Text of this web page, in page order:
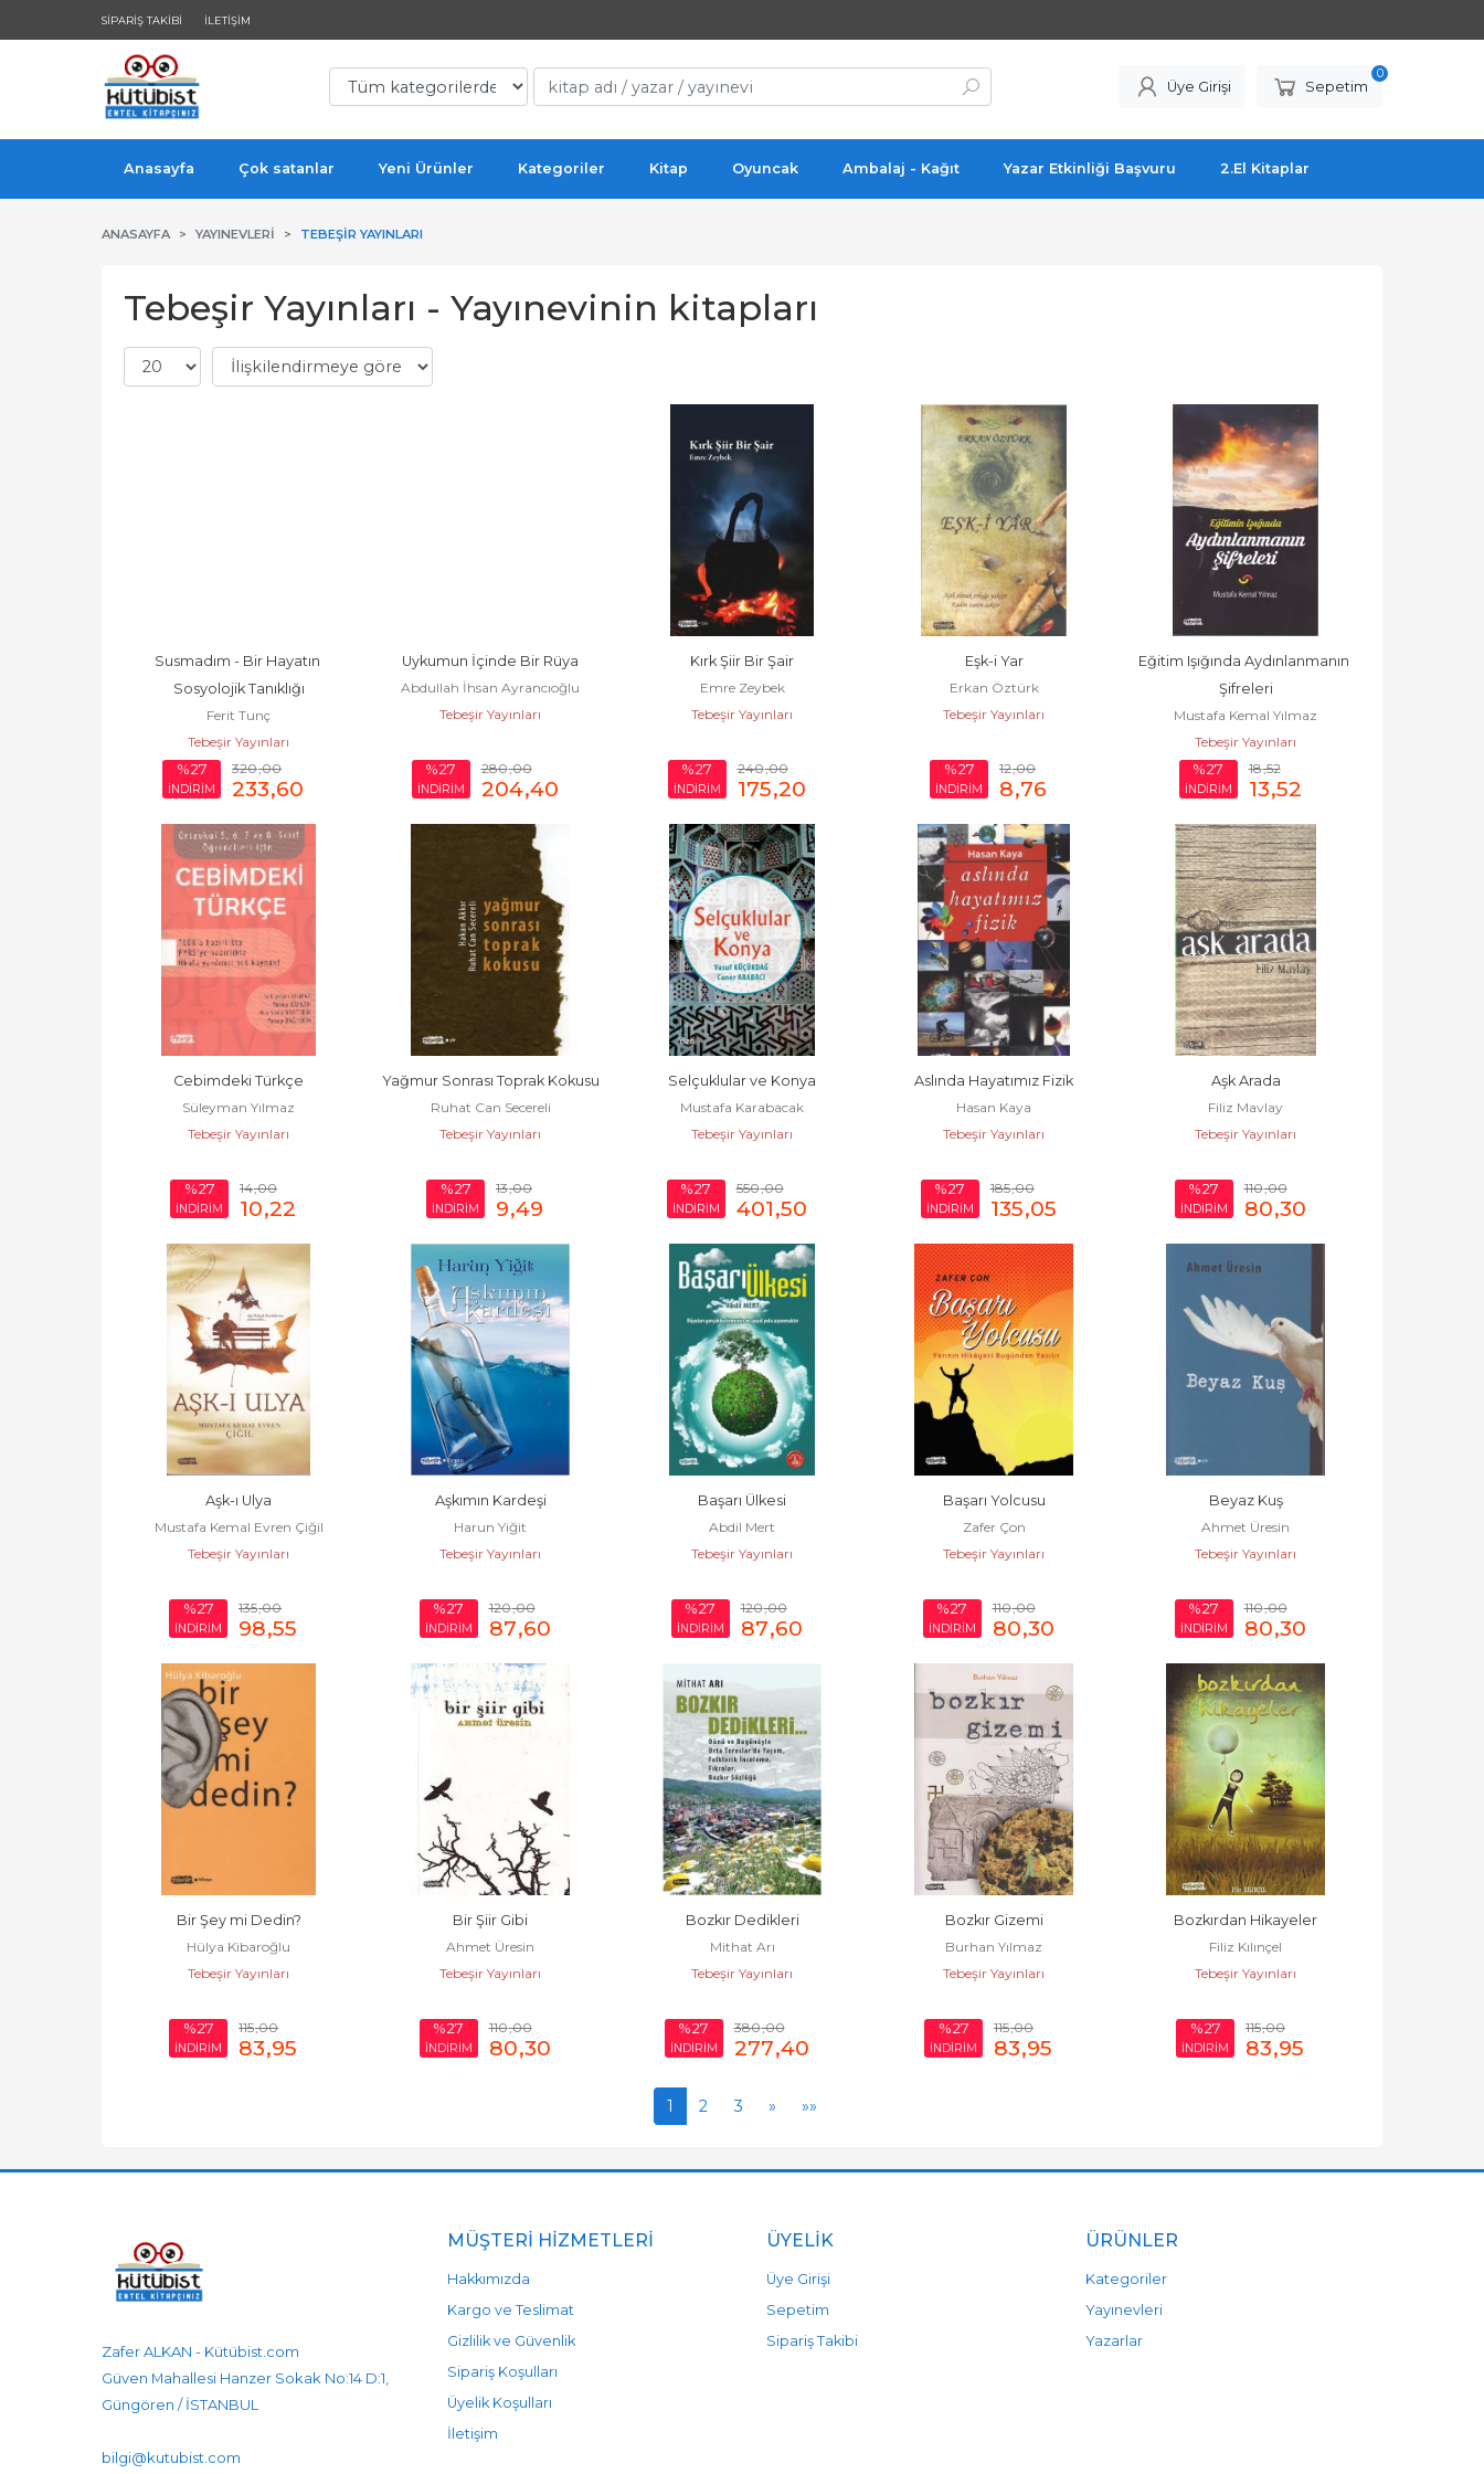
SIPARIŞ TAKIBI İLETIŞIM
Üye Girişi Sepetim
0
Anasayfa Çok satanlar Yeni Ürünler Kategoriler Kitap Oyuncak Ambalaj - Kağıt Yazar Etkinliği Başvuru 2.El Kitaplar
ANASAYFA YAYINEVLERI TEBEŞIR YAYINLARI
Tebeşir Yayınları - Yayınevinin kitapları
Susmadım - Bir Hayatın
Sosyolojik Tanıklığı
Ferit Tunç
Tebeşir Yayınları
%27
İNDİRİM
320,00
233,60
Uykumun İçinde Bir Rüya
Abdullah İhsan Ayrancıoğlu
Tebeşir Yayınları
%27
İNDİRİM
280,00
204,40
Kırk Şiir Bir Şair
Emre Zeybek
Tebeşir Yayınları
%27
İNDİRİM
240,00
175,20
Eşk-i Yar
Erkan Öztürk
Tebeşir Yayınları
%27
İNDİRİM
12,00
8,76
Eğitim Işığında Aydınlanmanın
Şifreleri
Mustafa Kemal Yılmaz
Tebeşir Yayınları
%27
İNDİRİM
18,52
13,52
Cebimdeki Türkçe
Süleyman Yılmaz
Tebeşir Yayınları
%27
İNDİRİM
14,00
10,22
Yağmur Sonrası Toprak Kokusu
Ruhat Can Secereli
Tebeşir Yayınları
%27
İNDİRİM
13,00
9,49
Selçuklular ve Konya
Mustafa Karabacak
Tebeşir Yayınları
%27
İNDİRİM
550,00
401,50
Aslında Hayatımız Fizik
Hasan Kaya
Tebeşir Yayınları
%27
İNDİRİM
185,00
135,05
Aşk Arada
Filiz Mavlay
Tebeşir Yayınları
%27
İNDİRİM
110,00
80,30
Aşk-ı Ulya
Mustafa Kemal Evren Çiğil
Tebeşir Yayınları
%27
İNDİRİM
135,00
98,55
Aşkımın Kardeşi
Harun Yiğit
Tebeşir Yayınları
%27
İNDİRİM
120,00
87,60
Başarı Ülkesi
Abdil Mert
Tebeşir Yayınları
%27
İNDİRİM
120,00
87,60
Başarı Yolcusu
Zafer Çon
Tebeşir Yayınları
%27
İNDİRİM
110,00
80,30
Beyaz Kuş
Ahmet Üresin
Tebeşir Yayınları
%27
İNDİRİM
110,00
80,30
Bir Şey mi Dedin?
Hülya Kibaroğlu
Tebeşir Yayınları
%27
İNDİRİM
115,00
83,95
Bir Şiir Gibi
Ahmet Üresin
Tebeşir Yayınları
%27
İNDİRİM
110,00
80,30
Bozkır Dedikleri
Mithat Arı
Tebeşir Yayınları
%27
İNDİRİM
380,00
277,40
Bozkır Gizemi
Burhan Yılmaz
Tebeşir Yayınları
%27
İNDİRİM
115,00
83,95
Bozkırdan Hikayeler
Filiz Kılınçel
Tebeşir Yayınları
%27
İNDİRİM
115,00
83,95
1 2 3 » »»
Zafer ALKAN - Kütübist.com
Güven Mahallesi Hanzer Sokak No:14 D:1,
Güngören / İSTANBUL
bilgi@kutubist.com
MÜŞTERI HIZMETLERI
Hakkımızda
Kargo ve Teslimat
Gizlilik ve Güvenlik
Sipariş Koşulları
Üyelik Koşulları
İletişim
ÜYELIK
Üye Girişi
Sepetim
Sipariş Takibi
ÜRÜNLER
Kategoriler
Yayınevleri
Yazarlar